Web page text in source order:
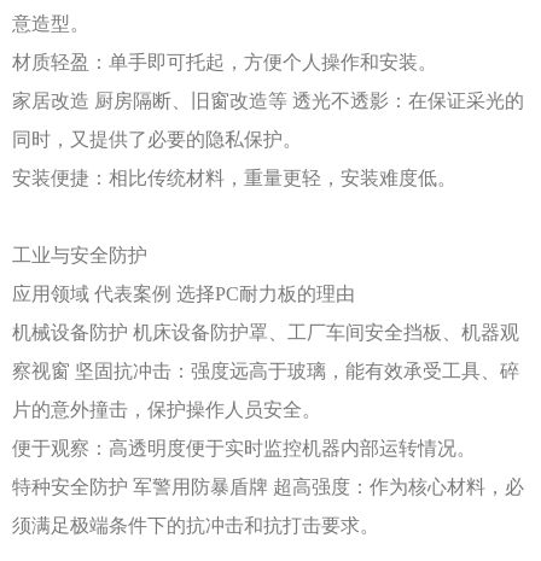
意造型。
材质轻盈：单手即可托起，方便个人操作和安装。
家居改造 厨房隔断、旧窗改造等 透光不透影：在保证采光的
同时，又提供了必要的隐私保护。
安装便捷：相比传统材料，重量更轻，安装难度低。
工业与安全防护
应用领域 代表案例 选择PC耐力板的理由
机械设备防护 机床设备防护罩、工厂车间安全挡板、机器观
察视窗 坚固抗冲击：强度远高于玻璃，能有效承受工具、碎
片的意外撞击，保护操作人员安全。
便于观察：高透明度便于实时监控机器内部运转情况。
特种安全防护 军警用防暴盾牌 超高强度：作为核心材料，必
须满足极端条件下的抗冲击和抗打击要求。